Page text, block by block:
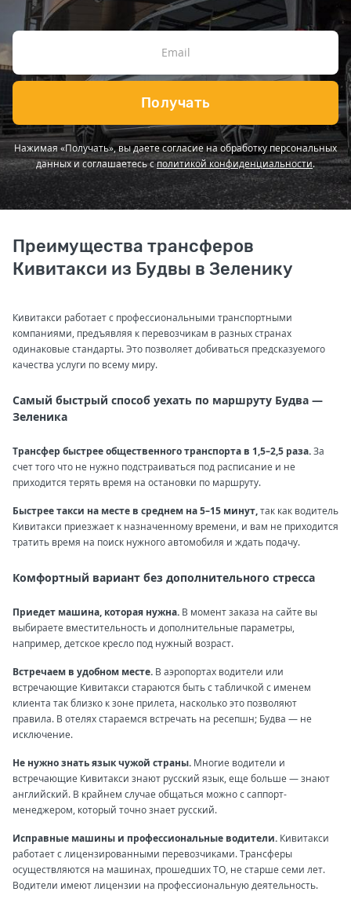
Получать
Нажимая «Получать», вы даете согласие на обработку персональных
данных и соглашаетесь сполитикой конфиденциальности.
Преимущества трансферов
Кивитакси из Будвы в Зеленику
Кивитакси работает с профессиональными транспортными
компаниями, предъявляя к перевозчикам в разных странах
одинаковые стандарты. Это позволяет добиваться предсказуемого
качества услуги по всему миру.
Самый быстрый способ уехать по маршруту Будва —
Зеленика
Трансфер быстрее общественного транспорта в 1,5–2,5 раза.За
счет того что не нужно подстраиваться под расписание и не
приходится терять время на остановки по маршруту.
Быстрее такси на месте в среднем на 5–15 минут,так как водитель
Кивитакси приезжает к назначенному времени, и вам не приходится
тратить время на поиск нужного автомобиля и ждать подачу.
Комфортный вариант без дополнительного стресса
Приедет машина, которая нужна. В момент заказа на сайте вы
выбираете вместительность и дополнительные параметры,
например, детское кресло под нужный возраст.
Встречаем в удобном месте. В аэропортах водители или
встречающие Кивитакси стараются быть с табличкой с именем
клиента так близко к зоне прилета, насколько это позволяют
правила. В отелях стараемся встречать на ресепшн; Будва — не
исключение.
Не нужно знать язык чужой страны. Многие водители и
встречающие Кивитакси знают русский язык, еще больше — знают
английский. В крайнем случае общаться можно с саппорт-
менеджером, который точно знает русский.
Исправные машины и профессиональные водители. Кивитакси
работает с лицензированными перевозчиками. Трансферы
осуществляются на машинах, прошедших ТО, не старше семи лет.
Водители имеют лицензии на профессиональную деятельность.